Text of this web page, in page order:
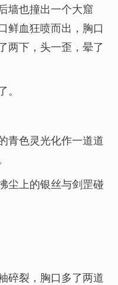
墙也撞出一个大窟
鲜血狂喷而出，胸口
两下，头一歪，晕了
青色灵光化作一道道
尘上的银丝与剑罡碰
碎裂，胸口多了两道